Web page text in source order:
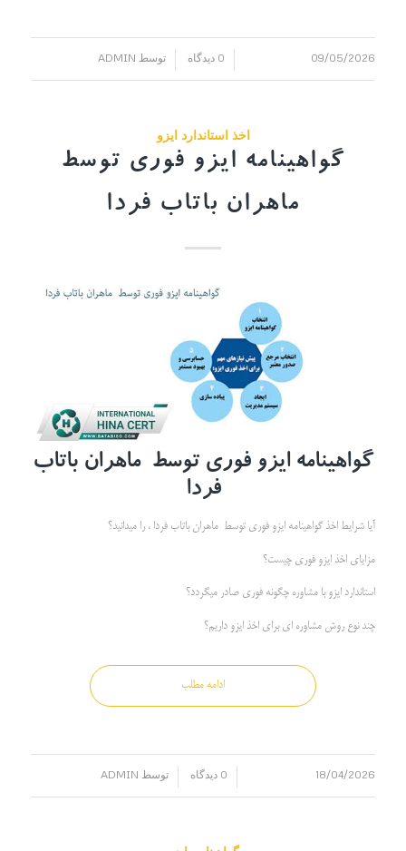
09/05/2026 0 دیدگاه توسط ADMIN
اخذ استاندارد ایزو
گواهینامه ایزو فوری توسط
ماهران باتاب فردا
گواهینامه ایزو فوری توسط ماهران باتاب
فردا
آیا شرایط اخذ گواهینامه ایزو فوری توسط ماهران باتاب فردا ، را میدانید؟
مزایای اخذ ایزو فوری چیست؟
استاندارد ایزو با مشاوره چگونه فوری صادر میگردد؟
چند نوع روش مشاوره ای برای اخذ ایزو داریم؟
ادامه مطلب
18/04/2026 0 دیدگاه توسط ADMIN